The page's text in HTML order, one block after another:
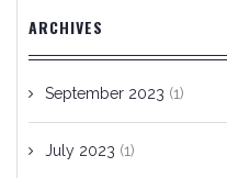
ARCHIVES
September 2023 (1)
July 2023 (1)